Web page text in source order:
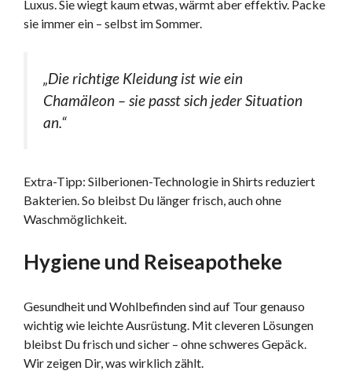
Luxus. Sie wiegt kaum etwas, wärmt aber effektiv. Packe
sie immer ein – selbst im Sommer.
„Die richtige Kleidung ist wie ein
Chamäleon – sie passt sich jeder Situation
an.“
Extra-Tipp: Silberionen-Technologie in Shirts reduziert
Bakterien. So bleibst Du länger frisch, auch ohne
Waschmöglichkeit.
Hygiene und Reiseapotheke
Gesundheit und Wohlbefinden sind auf Tour genauso
wichtig wie leichte Ausrüstung. Mit cleveren Lösungen
bleibst Du frisch und sicher – ohne schweres Gepäck.
Wir zeigen Dir, was wirklich zählt.